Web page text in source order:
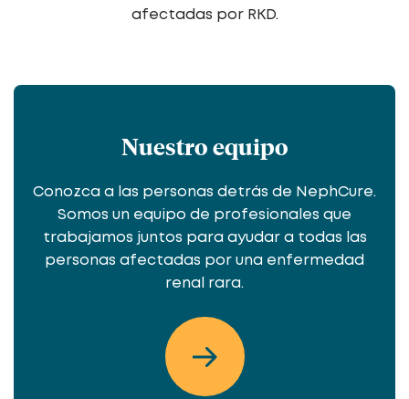
afectadas por RKD.
Nuestro equipo
Conozca a las personas detrás de NephCure.
Somos un equipo de profesionales que
trabajamos juntos para ayudar a todas las
personas afectadas por una enfermedad
renal rara.